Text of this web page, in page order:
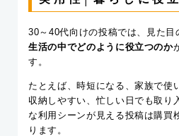
30～40代向けの投稿では、見た目
生活の中でどのように役立つのか
す。
たとえば、時短になる、家族で使
収納しやすい、忙しい日でも取り
な利用シーンが見える投稿は購買
ります。